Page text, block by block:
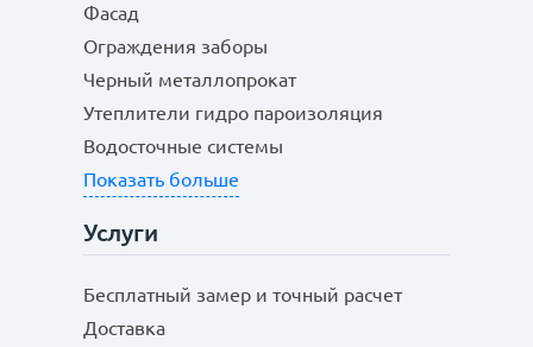
Фасад
Ограждения заборы
Черный металлопрокат
Утеплители гидро пароизоляция
Водосточные системы
Показать больше
Услуги
Бесплатный замер и точный расчет
Доставка